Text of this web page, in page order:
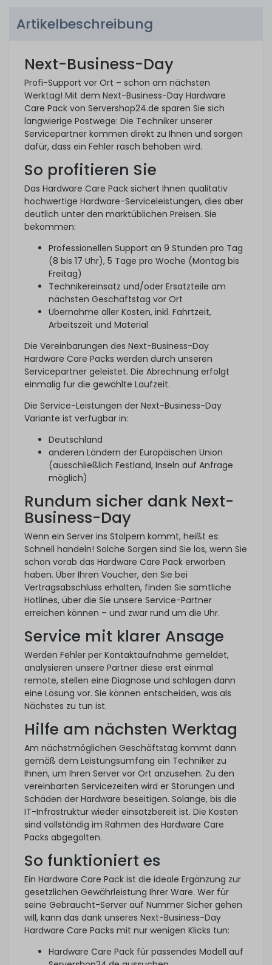
Artikelbeschreibung
Next-Business-Day
Profi-Support vor Ort – schon am nächsten
Werktag! Mit dem Next-Business-Day Hardware
Care Pack von Servershop24.de sparen Sie sich
langwierige Postwege: Die Techniker unserer
Servicepartner kommen direkt zu Ihnen und sorgen
dafür, dass ein Fehler rasch behoben wird.
So profitieren Sie
Das Hardware Care Pack sichert Ihnen qualitativ
hochwertige Hardware-Serviceleistungen, dies aber
deutlich unter den marktüblichen Preisen. Sie
bekommen:
Professionellen Support an 9 Stunden pro Tag
(8 bis 17 Uhr), 5 Tage pro Woche (Montag bis
Freitag)
Technikereinsatz und/oder Ersatzteile am
nächsten Geschäftstag vor Ort
Übernahme aller Kosten, inkl. Fahrtzeit,
Arbeitszeit und Material
Die Vereinbarungen des Next-Business-Day
Hardware Care Packs werden durch unseren
Servicepartner geleistet. Die Abrechnung erfolgt
einmalig für die gewählte Laufzeit.
Die Service-Leistungen der Next-Business-Day
Variante ist verfügbar in:
Deutschland
anderen Ländern der Europäischen Union
(ausschließlich Festland, Inseln auf Anfrage
möglich)
Rundum sicher dank Next-
Business-Day
Wenn ein Server ins Stolpern kommt, heißt es:
Schnell handeln! Solche Sorgen sind Sie los, wenn Sie
schon vorab das Hardware Care Pack erworben
haben. Über Ihren Voucher, den Sie bei
Vertragsabschluss erhalten, finden Sie sämtliche
Hotlines, über die Sie unsere Service-Partner
erreichen können – und zwar rund um die Uhr.
Service mit klarer Ansage
Werden Fehler per Kontaktaufnahme gemeldet,
analysieren unsere Partner diese erst einmal
remote, stellen eine Diagnose und schlagen dann
eine Lösung vor. Sie können entscheiden, was als
Nächstes zu tun ist.
Hilfe am nächsten Werktag
Am nächstmöglichen Geschäftstag kommt dann
gemäß dem Leistungsumfang ein Techniker zu
Ihnen, um Ihren Server vor Ort anzusehen. Zu den
vereinbarten Servicezeiten wird er Störungen und
Schäden der Hardware beseitigen. Solange, bis die
IT-Infrastruktur wieder einsatzbereit ist. Die Kosten
sind vollständig im Rahmen des Hardware Care
Packs abgegolten.
So funktioniert es
Ein Hardware Care Pack ist die ideale Ergänzung zur
gesetzlichen Gewährleistung Ihrer Ware. Wer für
seine Gebraucht-Server auf Nummer Sicher gehen
will, kann das dank unseres Next-Business-Day
Hardware Care Packs mit nur wenigen Klicks tun:
Hardware Care Pack für passendes Modell auf